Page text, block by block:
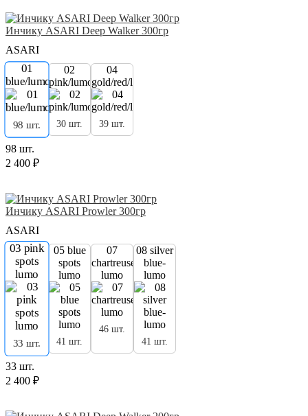
Инчику ASARI Deep Walker 300гр
ASARI
01
blue/lumo
98 шт.
02
pink/lumo
30 шт.
04
gold/red/lumo
39 шт.
98 шт.
2 400 ₽
Инчику ASARI Prowler 300гр
ASARI
03 pink
spots
lumo
33 шт.
05 blue
spots
lumo
41 шт.
07
chartreuse
lumo
46 шт.
08 silver
blue-
lumo
41 шт.
33 шт.
2 400 ₽